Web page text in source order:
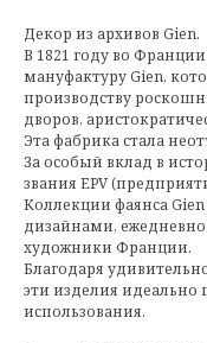
Декор из архивов Gien.
В 1821 году во
мануфактуру Gien,
производству
дворов,
Эта фабрика стала
За особый вклад в
звания EPV
Коллекции фаянса
дизайнами,
художники Франции.
Благодаря
эти изделия идеально
использования.